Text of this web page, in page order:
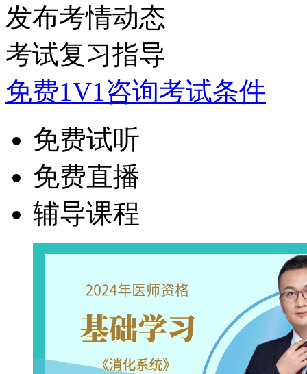
发布考情动态
考试复习指导
免费1V1咨询考试条件
免费试听
免费直播
辅导课程